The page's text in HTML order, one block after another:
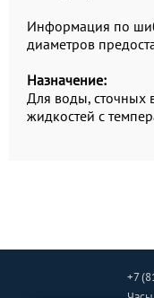
Информация по
диаметров
Назначение:
Для воды, сточных
жидкостей с
+7